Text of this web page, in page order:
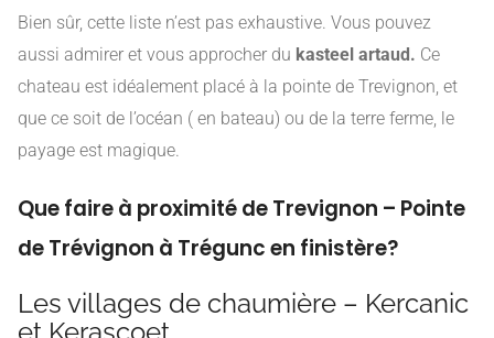
Bien sûr, cette liste n’est pas exhaustive. Vous pouvez
aussi admirer et vous approcher du kasteel artaud. Ce
chateau est idéalement placé à la pointe de Trevignon, et
que ce soit de l’océan ( en bateau) ou de la terre ferme, le
payage est magique.
Que faire à proximité de Trevignon – Pointe
de Trévignon à Trégunc en finistère?
Les villages de chaumière – Kercanic
et Kerascoet